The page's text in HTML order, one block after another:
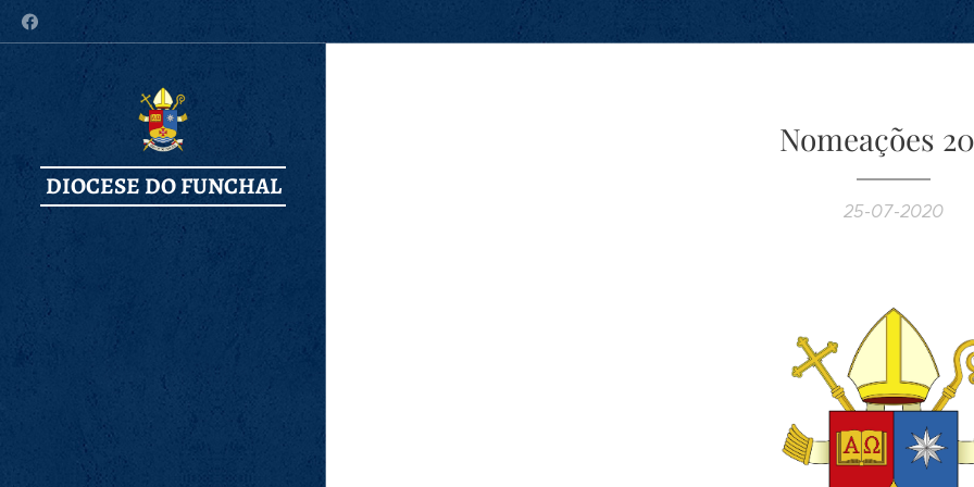
DIOCESE DO FUNCHAL
Nomeações
25-07-2020